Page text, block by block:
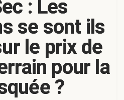
: Les
se sont ils
le prix de
pour la
?